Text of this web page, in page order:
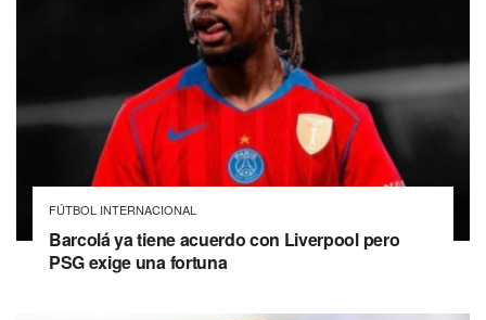
FÚTBOL INTERNACIONAL
Barcolá ya tiene acuerdo con Liverpool pero
PSG exige una fortuna